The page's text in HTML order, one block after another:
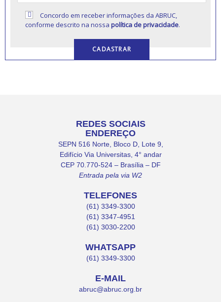
Concordo em receber informações da ABRUC,
conforme descrito na nossapolítica de privacidade.
REDES SOCIAIS
ENDEREÇO
SEPN 516 Norte, Bloco D, Lote 9,
Edifício Via Universitas, 4° andar
CEP 70.770-524 – Brasília – DF
Entrada pela via W2
TELEFONES
(61) 3349-3300
(61) 3347-4951
(61) 3030-2200
WHATSAPP
(61) 3349-3300
E-MAIL
abruc@abruc.org.br